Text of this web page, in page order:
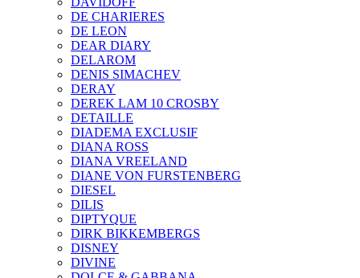
DE CHARIERES
DE LEON
DEAR DIARY
DELAROM
DENIS SIMACHEV
DERAY
DEREK LAM 10 CROSBY
DETAILLE
DIADEMA EXCLUSIF
DIANA ROSS
DIANA VREELAND
DIANE VON FURSTENBERG
DIESEL
DILIS
DIPTYQUE
DIRK BIKKEMBERGS
DISNEY
DIVINE